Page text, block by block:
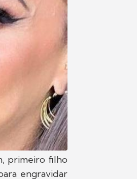
primeiro filho
engravidar